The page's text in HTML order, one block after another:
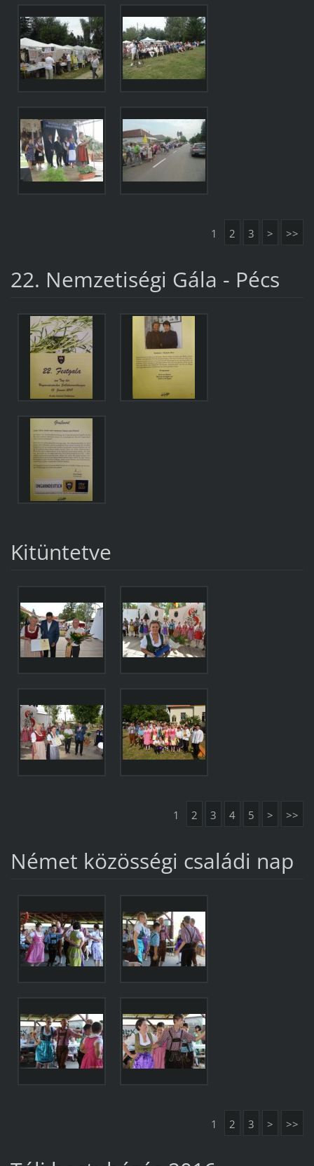
1 2 3 > >>
22. Nemzetiségi Gála - Pécs
Kitüntetve
1 2 3 4 5 > >>
Német közösségi családi nap
1 2 3 > >>